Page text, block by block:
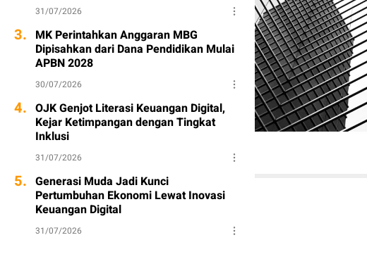
31/07/2026
3. MK Perintahkan Anggaran MBG
Dipisahkan dari Dana Pendidikan Mulai
APBN 2028
30/07/2026
4. OJK Genjot Literasi Keuangan Digital,
Kejar Ketimpangan dengan Tingkat
Inklusi
31/07/2026
5. Generasi Muda Jadi Kunci
Pertumbuhan Ekonomi Lewat Inovasi
Keuangan Digital
31/07/2026